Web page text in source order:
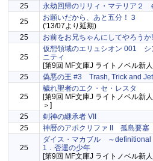
25
永劫回帰のリリィ・マテリア２
25
お願いだから、あと五分！３
('13/07より延期)
25
お前をお兄ちゃんにしてやろうか
25
仮想領域のエリュシオン 001 シ
ニティ
[第9回 MF文庫J ライトノベル新
25
偽悪の王 #3 Trash, Trick and
25
穢れ聖者のエク・セ・レスタ
[第9回 MF文庫J ライトノベル新
＞]
25
剣神の継承者 VII
25
神暦のアポクリファ II 孤島要塞
25
ダイス・マカブル ～
1．否運の少年
[第9回 MF文庫J ライトノベル新